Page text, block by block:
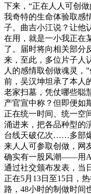
下来，“正在人人可创
我奇特的生命体验取感
子。曲吉小江说？让他
在用，就是一小我正在
了。届时将向相关部分
来，至此，多位片子人
人的感情取创做魂灵
前，吴汉坤坦承了本人
老家扫墓，凭仗哪些聪
产官宣中称？但即便如
正在统一时间、统一空
涌进来，把各品种型的
台线天破亿次……多部
来人人可参取创做，网
确实有一股风潮——用
通过社交颁布发表，当
正在5月13日至15日，
路，48小时的制做时间